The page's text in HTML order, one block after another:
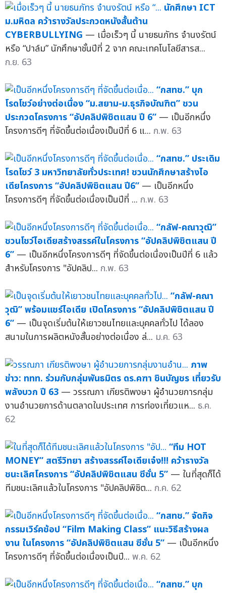
นักศึกษา ICT
ม.มหิดล คว้ารางวัลประกวดหนังสั้นต้าน
CYBERBULLYING — เมื่อเร็วๆ นี้ นายธนภัทร จำนงรัตน์
หรือ “ปาล์ม” นักศึกษาชั้นปีที่ 2 จาก คณะเทคโนโลยีสารส...
ก.ย. 63
“กสทช.” บุก
โรดโชว์อย่างต่อเนื่อง “ม.สยาม-ม.ธุรกิจบัณฑิต” ชวน
ประกวดโครงการ “อัปคลิปพิชิตแสน ปี 6” — เป็นอีกหนึ่ง
โครงการดีๆ ที่จัดขึ้นต่อเนื่องเป็นปีที่ 6 แ... ก.พ. 63
“กสทช.” ประเดิม
โรดโชว์ 3 มหาวิทยาลัยทั่วประเทศ! ชวนนักศึกษาสร้างไอ
เดียโครงการ “อัปคลิปพิชิตแสน ปี6” — เป็นอีกหนึ่ง
โครงการดีๆ ที่จัดขึ้นต่อเนื่องเป็นปีที่ ... ก.พ. 63
“กลัฟ-คณาวุฒิ”
ชวนโชว์ไอเดียสร้างสรรค์ในโครงการ “อัปคลิปพิชิตแสน ปี
6” — เป็นอีกหนึ่งโครงการดีๆ ที่จัดขึ้นต่อเนื่องเป็นปีที่ 6 แล้ว
สำหรับโครงการ "อัปคลิป... ก.พ. 63
“กลัฟ-คณา
วุฒิ” พร้อมแชร์ไอเดีย เปิดโครงการ “อัปคลิปพิชิตแสน ปี
6” — เป็นจุดเริ่มต้นให้เยาวชนไทยและบุคคลทั่วไป ได้ลอง
สนามในการผลิตหนังสั้นอย่างต่อเนื่อง ล่... ม.ค. 63
ภาพ
ข่าว: ททท. ร่วมกับกลุ่มพันธมิตร ดร.คฑา ชินบัญชร เที่ยวรับ
พลังบวก ปี 63 — วรรณภา เกียรติพงษา ผู้อำนวยการกลุ่ม
งานอำนวยการด้านตลาดในประเทศ การท่องเที่ยวแห... ธ.ค.
62
“ทีม HOT
MONEY” สตรีวิทยา สร้างสรรค์ไอเดียเจ๋ง!!! คว้ารางวัล
ชนะเลิศโครงการ “อัปคลิปพิชิตแสน ซีซั่น 5” — ในที่สุดก็ได้
ทีมชนะเลิศแล้วในโครงการ "อัปคลิปพิชิต... ก.ค. 62
“กสทช.” จัดกิจ
กรรมเวิร์คช้อป “Film Making Class” แนะวิธีสร้างผล
งาน ในโครงการ “อัปคลิปพิชิตแสน ซีซั่น 5” — เป็นอีกหนึ่ง
โครงการดีๆ ที่จัดขึ้นต่อเนื่องเป็นปี... พ.ค. 62
“กสทช.” บุก